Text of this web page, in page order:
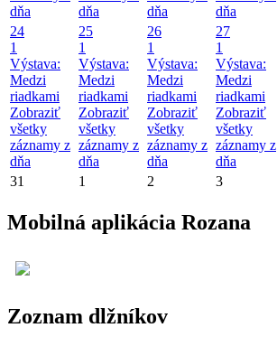
dňa
dňa
dňa
dňa
24
1
Výstava:
Medzi
riadkami
Zobraziť
všetky
záznamy z
dňa
25
1
Výstava:
Medzi
riadkami
Zobraziť
všetky
záznamy z
dňa
26
1
Výstava:
Medzi
riadkami
Zobraziť
všetky
záznamy z
dňa
27
1
Výstava:
Medzi
riadkami
Zobraziť
všetky
záznamy z
dňa
31 1 2 3
Mobilná aplikácia Rozana
Zoznam dlžníkov